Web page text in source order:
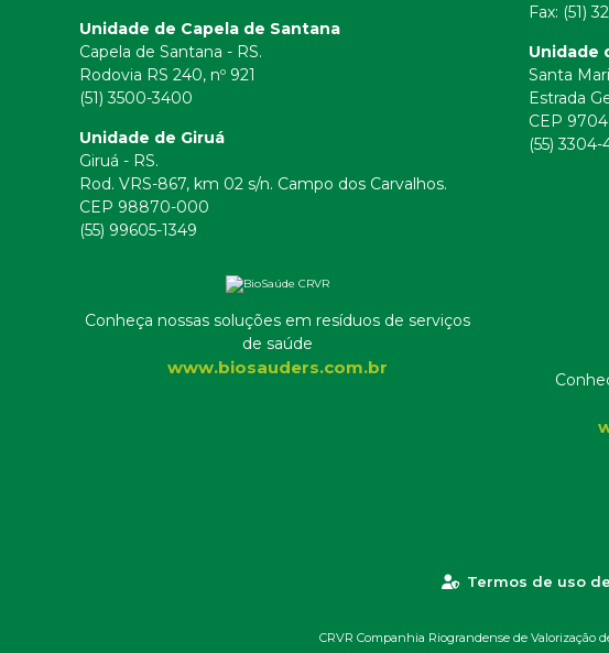
Unidade de Capela de Santana
Capela de Santana - RS.
Rodovia RS 240, nº 921
(51) 3500-3400
Unidade de Giruá
Giruá - RS.
Rod. VRS-867, km 02 s/n. Campo dos Carvalhos.
CEP 98870-000
(55) 99605-1349
Fax: (51)
Unidade
Santa
Estrada
CEP
(55) 3304-
Conheça nossas soluções em resíduos de serviços
de saúde
www.biosauders.com.br
Termos de uso
CRVR Companhia Riograndense de Valorização